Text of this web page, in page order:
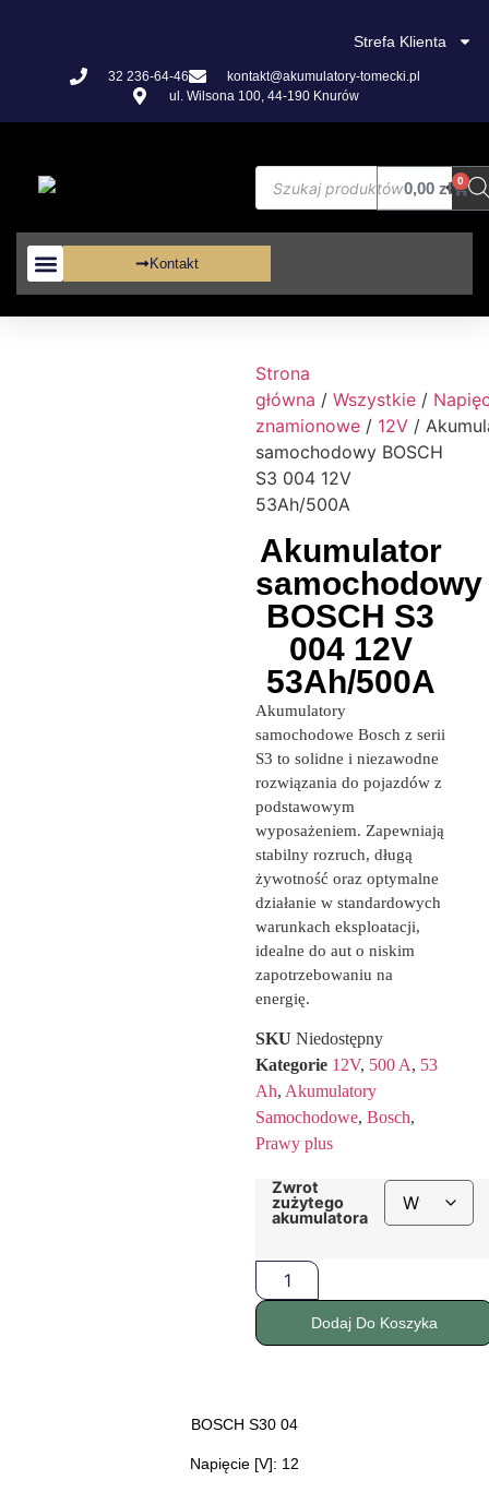
32 236-64-46
kontakt@akumulatory-tomecki.pl
ul. Wilsona 100, 44-190 Knurów
Strefa Klienta
0,00zł 0
Kontakt
Strona
główna / Wszystkie /
znamionowe / 12V /
samochodowy BOSCH
S3 004 12V
53Ah/500A
Akumulator
samochodowy
BOSCH S3
004 12V
53Ah/500A
Akumulatory
samochodowe Bosch z serii
S3 to solidne i niezawodne
rozwiązania do pojazdów z
podstawowym
wyposażeniem. Zapewniają
stabilny rozruch, długą
żywotność oraz optymalne
działanie w standardowych
warunkach eksploatacji,
idealne do aut o niskim
zapotrzebowaniu na
energię.
SKU Niedostępny
Kategorie 12V, 500 A, 53
Ah, Akumulatory
Samochodowe, Bosch,
Prawy plus
Zwrot
zużytego
akumulatora
Dodaj Do Koszyka
BOSCH S30 04
Napięcie [V]: 12